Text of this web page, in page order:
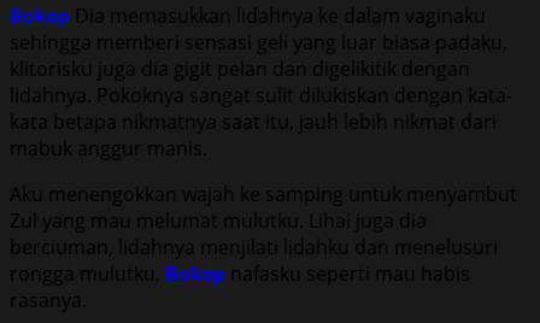
Bokep Dia memasukkan lidahnya ke dalam vaginaku
sehingga memberi sensasi geli yang luar biasa padaku,
klitorisku juga dia gigit pelan dan digelikitik dengan
lidahnya. Pokoknya sangat sulit dilukiskan dengan kata-
kata betapa nikmatnya saat itu, jauh lebih nikmat dari
mabuk anggur manis.
Aku menengokkan wajah ke samping untuk menyambut
Zul yang mau melumat mulutku. Lihai juga dia
berciuman, lidahnya menjilati lidahku dan menelusuri
rongga mulutku, Bokep nafasku seperti mau habis
rasanya.